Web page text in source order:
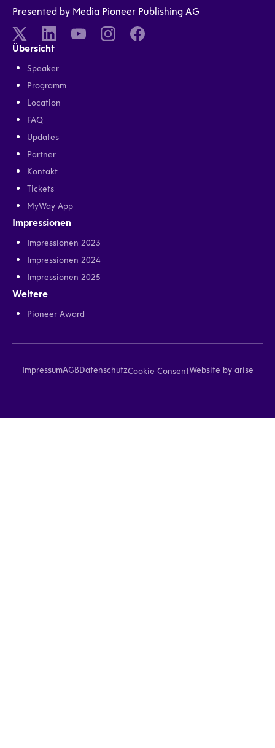
Presented by Media Pioneer Publishing AG
Übersicht
Speaker
Programm
Location
FAQ
Updates
Partner
Kontakt
Tickets
MyWay App
Impressionen
Impressionen 2023
Impressionen 2024
Impressionen 2025
Weitere
Pioneer Award
ImpressumAGBDatenschutzCookie ConsentWebsite by arise